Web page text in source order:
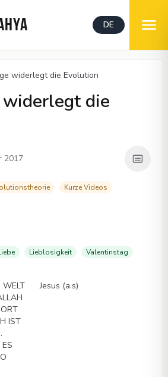
DE
widerlegt die Evolution
/ 06:51
die
2017
Kurze Videos
Lieblosigkeit Valentinstag
WELT
IST
Jesus (a.s)